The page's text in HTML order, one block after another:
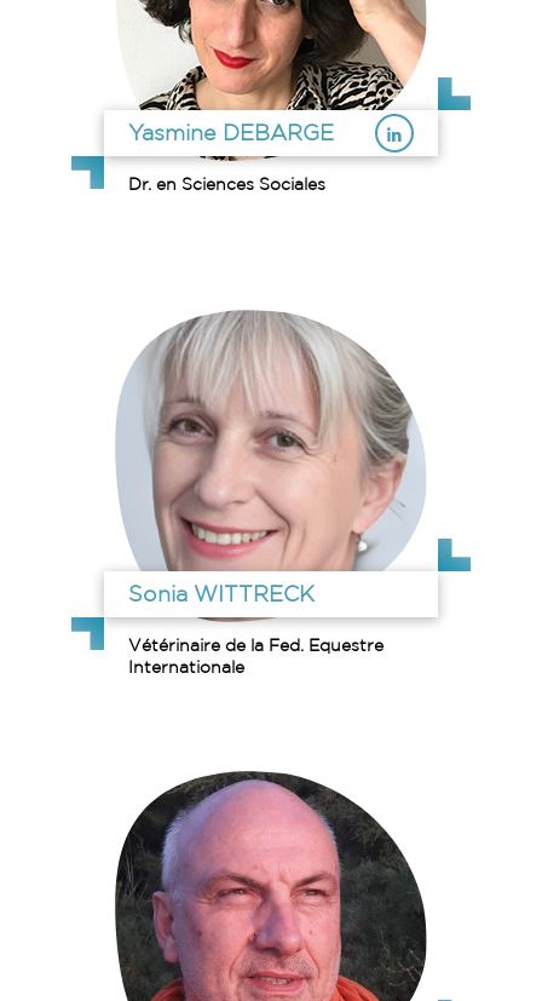
Yasmine DEBARGE
Dr. en Sciences Sociales
Sonia WITTRECK
Vétérinaire de la Fed. Equestre
Internationale